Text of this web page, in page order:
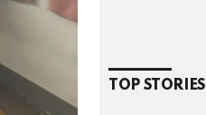
TOP STORIES